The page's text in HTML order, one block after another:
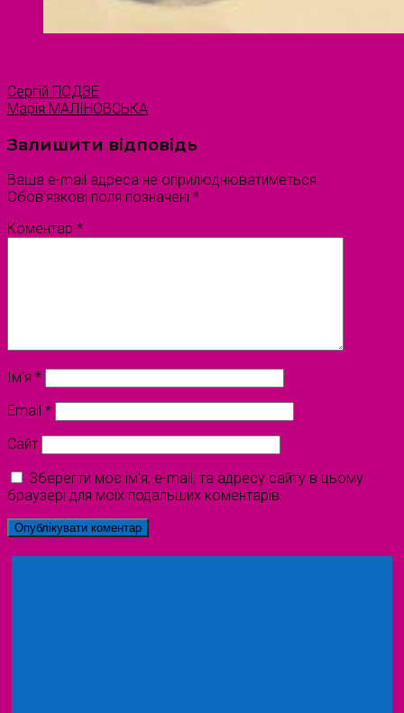
Сергій ПОДЗЕ
Марія МАЛІНОВСЬКА
Залишити відповідь
Ваша e-mail адреса не оприлюднюватиметься.
Обов’язкові поля позначені *
Коментар *
Ім'я *
Email *
Сайт
Зберегти моє ім'я, e-mail, та адресу сайту в цьому
браузері для моїх подальших коментарів.